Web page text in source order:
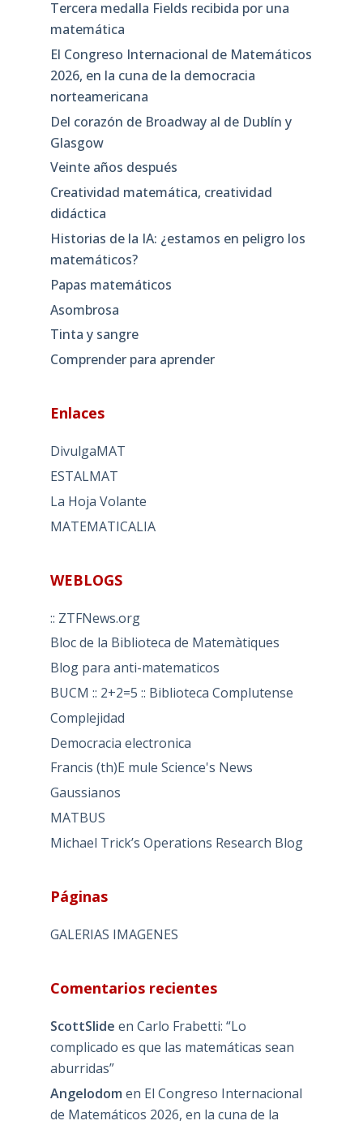
Tercera medalla Fields recibida por una
matemática
El Congreso Internacional de Matemáticos
2026, en la cuna de la democracia
norteamericana
Del corazón de Broadway al de Dublín y
Glasgow
Veinte años después
Creatividad matemática, creatividad
didáctica
Historias de la IA: ¿estamos en peligro los
matemáticos?
Papas matemáticos
Asombrosa
Tinta y sangre
Comprender para aprender
Enlaces
DivulgaMAT
ESTALMAT
La Hoja Volante
MATEMATICALIA
WEBLOGS
:: ZTFNews.org
Bloc de la Biblioteca de Matemàtiques
Blog para anti-matematicos
BUCM :: 2+2=5 :: Biblioteca Complutense
Complejidad
Democracia electronica
Francis (th)E mule Science's News
Gaussianos
MATBUS
Michael Trick’s Operations Research Blog
Páginas
GALERIAS IMAGENES
Comentarios recientes
ScottSlide en Carlo Frabetti: “Lo
complicado es que las matemáticas sean
aburridas”
Angelodom en El Congreso Internacional
de Matemáticos 2026, en la cuna de la